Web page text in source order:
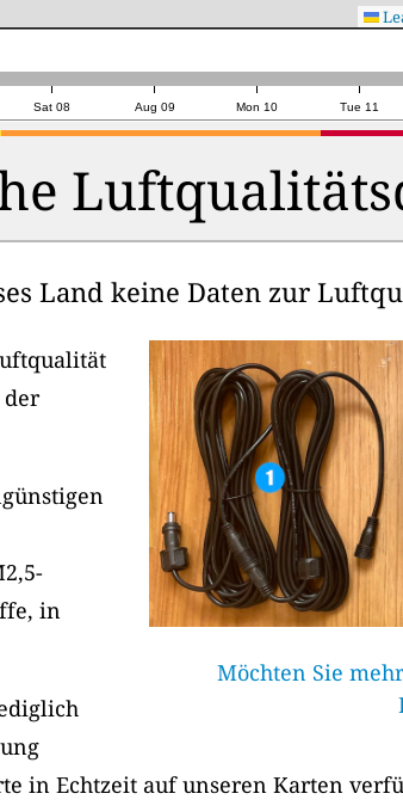
Sat 08 Aug 09 Mon 10 Tue 11
Land keine Daten zur
Möchten Sie
der
in
in Echtzeit auf unseren Karten